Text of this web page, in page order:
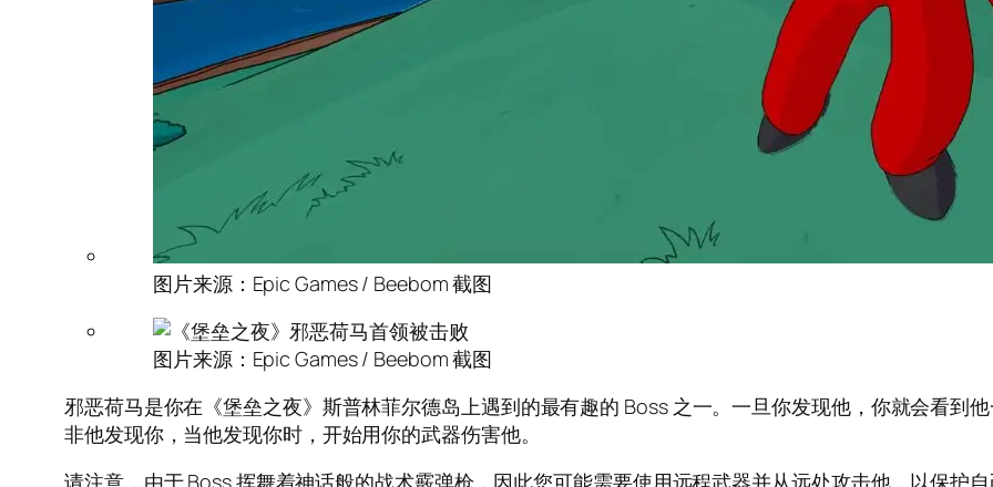
图片来源：Epic Games / Beebom 截图
图片来源：Epic Games / Beebom 截图
邪恶荷马是你在《堡垒之夜》斯普林菲尔德岛上遇到的最有趣的 Boss 之一。一旦你发现他，你就会看到
非他发现你，当他发现你时，开始用你的武器伤害他。